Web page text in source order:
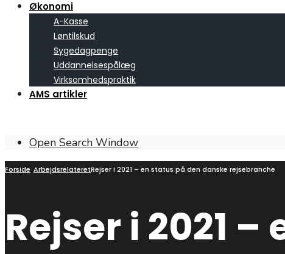
Økonomi
A-Kasse
Løntilskud
Sygedagpenge
Uddannelsespålæg
Virksomhedspraktik
AMS artikler
Open Search Window
Forside ArbejdsrelateretRejser i 2021 – en status på den danske rejsebranche
Rejser i 2021